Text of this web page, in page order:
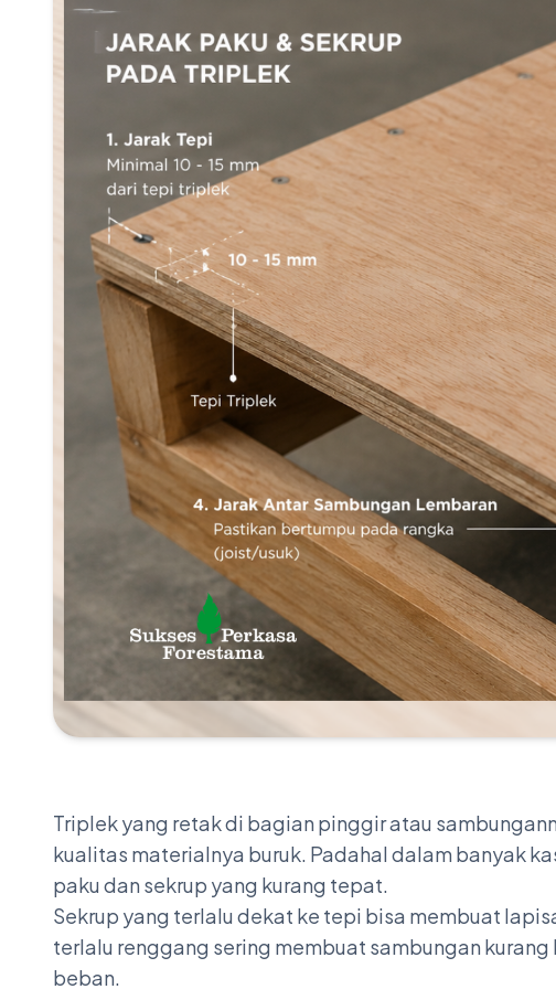
Triplek yang retak di bagian pinggir atau
kualitas materialnya buruk. Padahal dalam banyak
paku dan sekrup yang kurang tepat.
Sekrup yang terlalu dekat ke tepi bisa membuat
terlalu renggang sering membuat sambungan
beban.